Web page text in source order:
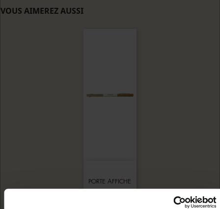
VOUS AIMEREZ AUSSI
PORTE AFFICHE